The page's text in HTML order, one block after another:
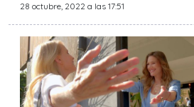
28 octubre, 2022 a las 17:51